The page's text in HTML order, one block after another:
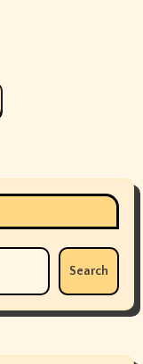
Search